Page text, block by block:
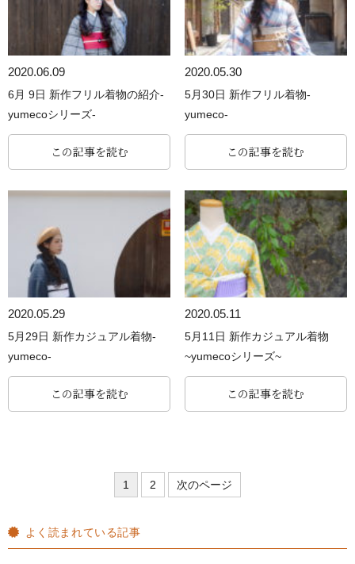
2020.06.09
6月 9日 新作フリル着物の紹介-
yumecoシリーズ-
この記事を読む
2020.05.30
5月30日 新作フリル着物-
yumeco-
この記事を読む
2020.05.29
5月29日 新作カジュアル着物-
yumeco-
この記事を読む
2020.05.11
5月11日 新作カジュアル着物
~yumecoシリーズ~
この記事を読む
1 2 次のページ
よく読まれている記事